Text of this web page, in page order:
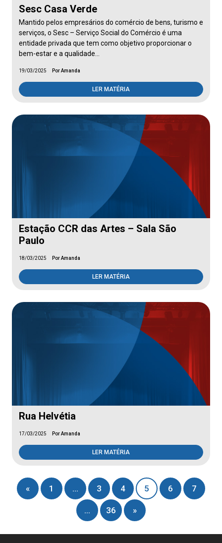
Sesc Casa Verde
Mantido pelos empresários do comércio de bens, turismo e
serviços, o Sesc – Serviço Social do Comércio é uma
entidade privada que tem como objetivo proporcionar o
bem-estar e a qualidade…
19/03/2025 Por Amanda
LER MATÉRIA
Estação CCR das Artes – Sala São
Paulo
18/03/2025 Por Amanda
LER MATÉRIA
Rua Helvétia
17/03/2025 Por Amanda
LER MATÉRIA
« 1 … 3 4 5 6 7
… 36 »